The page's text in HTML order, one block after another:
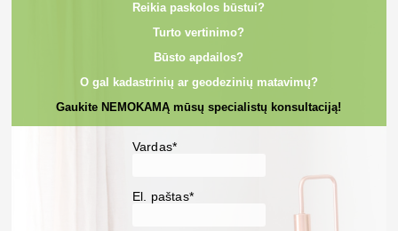
Reikia paskolos būstui?
Turto vertinimo?
Būsto apdailos?
O gal kadastrinių ar geodezinių matavimų?
Gaukite NEMOKAMĄ mūsų specialistų konsultaciją!
Vardas*
El. paštas*